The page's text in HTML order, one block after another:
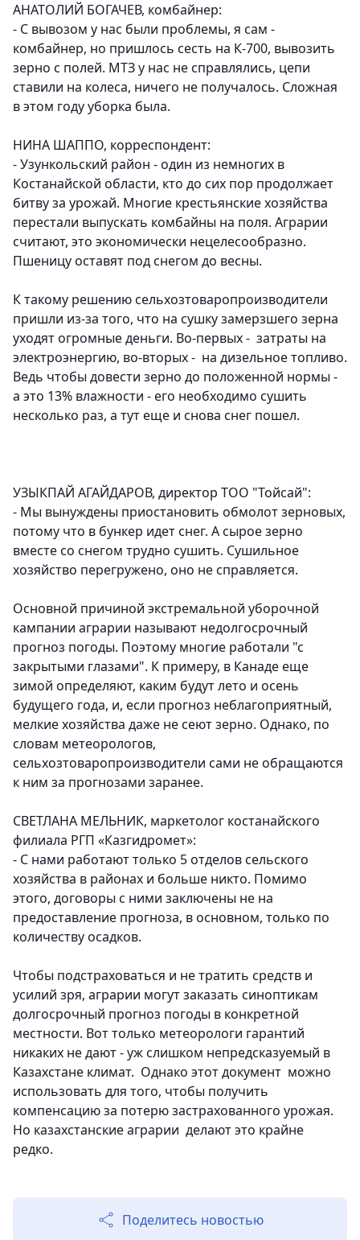
АНАТОЛИЙ БОГАЧЕВ, комбайнер:
- С вывозом у нас были проблемы, я сам -
комбайнер, но пришлось сесть на К-700, вывозить
зерно с полей. МТЗ у нас не справлялись, цепи
ставили на колеса, ничего не получалось. Сложная
в этом году уборка была.
НИНА ШАППО, корреспондент:
- Узункольский район - один из немногих в
Костанайской области, кто до сих пор продолжает
битву за урожай. Многие крестьянские хозяйства
перестали выпускать комбайны на поля. Аграрии
считают, это экономически нецелесообразно.
Пшеницу оставят под снегом до весны.
К такому решению сельхозтоваропроизводители
пришли из-за того, что на сушку замерзшего зерна
уходят огромные деньги. Во-первых - затраты на
электроэнергию, во-вторых - на дизельное топливо.
Ведь чтобы довести зерно до положенной нормы -
а это 13% влажности - его необходимо сушить
несколько раз, а тут еще и снова снег пошел.
УЗЫКПАЙ АГАЙДАРОВ, директор ТОО "Тойсай":
- Мы вынуждены приостановить обмолот зерновых,
потому что в бункер идет снег. А сырое зерно
вместе со снегом трудно сушить. Сушильное
хозяйство перегружено, оно не справляется.
Основной причиной экстремальной уборочной
кампании аграрии называют недолгосрочный
прогноз погоды. Поэтому многие работали "с
закрытыми глазами". К примеру, в Канаде еще
зимой определяют, каким будут лето и осень
будущего года, и, если прогноз неблагоприятный,
мелкие хозяйства даже не сеют зерно. Однако, по
словам метеорологов,
сельхозтоваропроизводители сами не обращаются
к ним за прогнозами заранее.
СВЕТЛАНА МЕЛЬНИК, маркетолог костанайского
филиала РГП «Казгидромет»:
- С нами работают только 5 отделов сельского
хозяйства в районах и больше никто. Помимо
этого, договоры с ними заключены не на
предоставление прогноза, в основном, только по
количеству осадков.
Чтобы подстраховаться и не тратить средств и
усилий зря, аграрии могут заказать синоптикам
долгосрочный прогноз погоды в конкретной
местности. Вот только метеорологи гарантий
никаких не дают - уж слишком непредсказуемый в
Казахстане климат. Однако этот документ можно
использовать для того, чтобы получить
компенсацию за потерю застрахованного урожая.
Но казахстанские аграрии делают это крайне
редко.
Поделитесь новостью